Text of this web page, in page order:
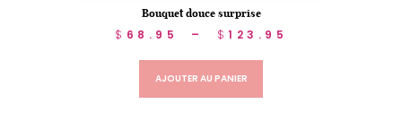
Bouquet douce surprise
$ 68.95 – $ 123.95
AJOUTER AU PANIER